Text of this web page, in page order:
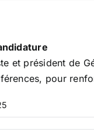
et président de
pour